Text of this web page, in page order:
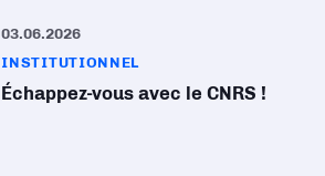
03.06.2026
INSTITUTIONNEL
Échappez-vous avec le CNRS !